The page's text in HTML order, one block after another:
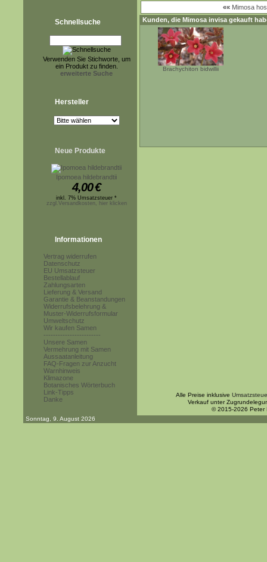
Schnellsuche
Verwenden Sie Stichworte, um
ein Produkt zu finden.
erweiterte Suche
Hersteller
Neue Produkte
Ipomoea hildebrandtii
4,00€
inkl. 7% Umsatzsteuer *
zzgl.Versandkosten, hier klicken
Informationen
Vertrag widerrufen
Datenschutz
EU Umsatzsteuer
Bestellablauf
Zahlungsarten
Lieferung & Versand
Garantie & Beanstandungen
Widerrufsbelehrung &
Muster-Widerrufsformular
Umweltschutz
Wir kaufen Samen
------------------------
Unsere Samen
Vermehrung mit Samen
Aussaatanleitung
FAQ-Fragen zur Anzucht
Warnhinweis
Klimazone
Botanisches Wörterbuch
Link-Tipps
Danke
«« Mimosa
Kunden, die Mimosa invisa gekauft
Brachychiton bidwillii
Alle Preise inklusive
Verkauf unter
© 2015-2026 Peter
Sonntag, 9. August 2026